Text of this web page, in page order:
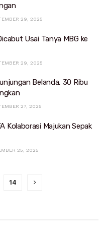
29, 2025
Usai Tanya MBG ke
29, 2025
Belanda, 30 Ribu
27, 2025
Kolaborasi Majukan Sepak
25, 2025
14